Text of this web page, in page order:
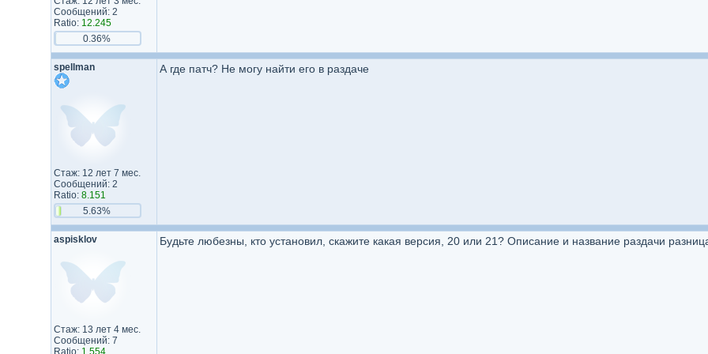
Сообщений: 2
Ratio: 12.245
0.36%
spellman
Стаж: 12 лет 7 мес.
Сообщений: 2
Ratio: 8.151
5.63%
А где патч? Не могу найти его в раздаче
aspisklov
Стаж: 13 лет 4 мес.
Сообщений: 7
Ratio: 1.554
Будьте любезны, кто установил, скажите какая версия, 20 или 21? Описание и название раздачи